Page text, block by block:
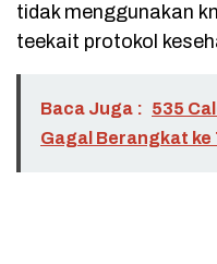
tidak menggunakan
teekait protokol
Baca Juga : 535
Gagal Berangkat ke